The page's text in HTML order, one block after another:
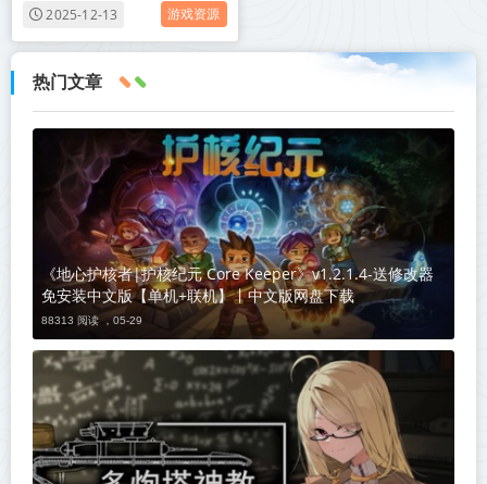
2025-12-13 游戏资源
热门文章
《地心护核者|护核纪元 Core Keeper》v1.2.1.4-送修改器
免安装中文版【单机+联机】丨中文版网盘下载
88313 阅读 ，05-29